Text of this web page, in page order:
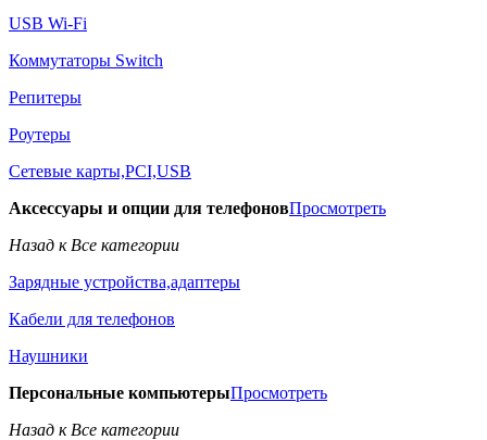
USB Wi-Fi
Коммутаторы Switch
Репитеры
Роутеры
Сетевые карты,PCI,USB
Аксессуары и опции для телефоновПросмотреть
Назад к Все категории
Зарядные устройства,адаптеры
Кабели для телефонов
Наушники
Персональные компьютерыПросмотреть
Назад к Все категории